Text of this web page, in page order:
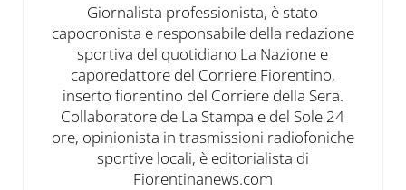
Giornalista professionista, è stato
capocronista e responsabile della redazione
sportiva del quotidiano La Nazione e
caporedattore del Corriere Fiorentino,
inserto fiorentino del Corriere della Sera.
Collaboratore de La Stampa e del Sole 24
ore, opinionista in trasmissioni radiofoniche
sportive locali, è editorialista di
Fiorentinanews.com